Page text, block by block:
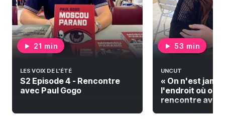
21 min
LES VOIX DE L'ÉTÉ
S2 Episode 4 - Rencontre
avec Paul Gogo
53 min
UNCUT
« On n'est
l'endroit où on
rencontre avec